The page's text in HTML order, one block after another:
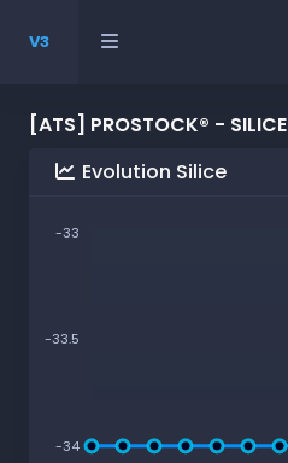
V3
[ATS] PROSTOCK® - SILICE
Evolution Silice
-33
-33.5
-34